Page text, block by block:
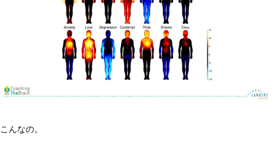
こんなの。